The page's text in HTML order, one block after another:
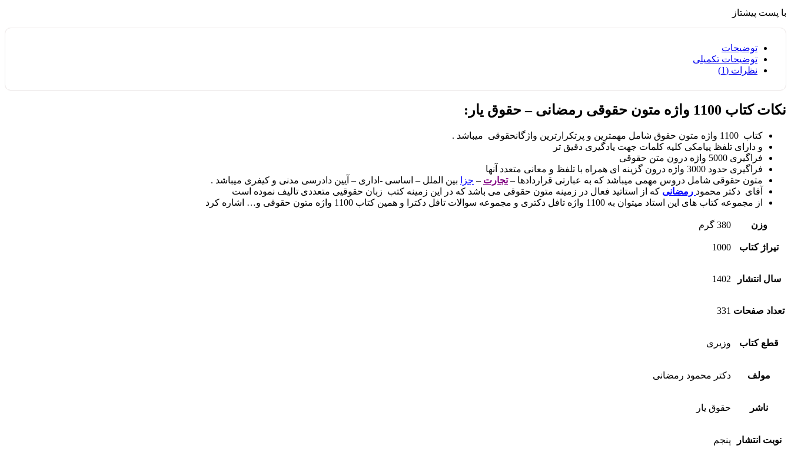
با پست پیشتاز
توضیحات
توضیحات تکمیلی
نظرات (1)
نکات کتاب 1100 واژه متون حقوقی رمضانی – حقوق یار:
کتاب 1100 واژه متون حقوق شامل مهمترین و پرتکرارترین واژگانحقوقی میباشد .
و دارای تلفظ پیامکی کلیه کلمات جهت یادگیری دقیق تر
فراگیری 5000 واژه درون متن حقوقی
فراگیری حدود 3000 واژه درون گزینه ای همراه با تلفظ و معانی متعدد آنها
متون حقوقی شامل دروس مهمی میباشد که به عبارتی قراردادها –تجارت – جزا
بین الملل – اساسی -اداری – آیین دادرسی مدنی و کیفری میباشد .
آقای دکتر محمود رمضانی که از استاتید فعال در زمینه متون حقوقی می باشد که در این زمینه کتب زبان حقوقیی متعددی تالیف نموده است
از مجموعه کتاب های این استاد میتوان به 1100 واژه تافل دکتری و مجموعه سوالات تافل دکترا و همین کتاب 1100 واژه متون حقوقی و… اشاره کرد
وزن 380 گرم
تیراژ کتاب 1000
سال انتشار 1402
تعداد صفحات 331
قطع کتاب وزیری
مولف دکتر محمود رمضانی
ناشر حقوق یار
نوبت انتشار پنجم